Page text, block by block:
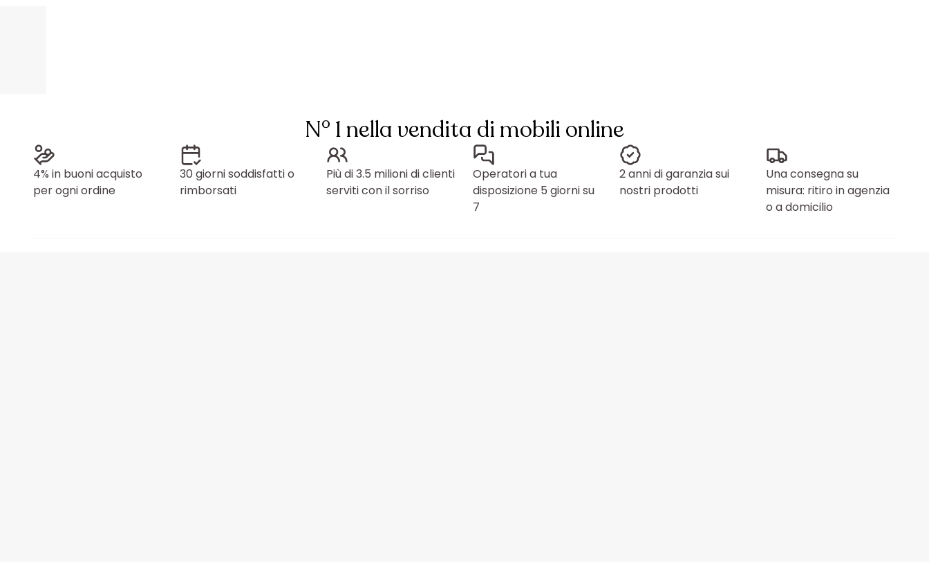
N° 1 nella vendita di mobili online
4% in buoni acquisto
per ogni ordine
30 giorni soddisfatti o
rimborsati
Più di 3.5 milioni di clienti
serviti con il sorriso
Operatori a tua
disposizione 5 giorni su
7
2 anni di garanzia sui
nostri prodotti
Una consegna su
misura: ritiro in agenzia
o a domicilio